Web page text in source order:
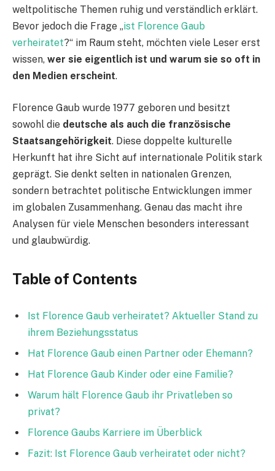
weltpolitische Themen ruhig und verständlich erklärt.
Bevor jedoch die Frage „ist Florence Gaub
verheiratet?“ im Raum steht, möchten viele Leser erst
wissen, wer sie eigentlich ist und warum sie so oft in
den Medien erscheint.
Florence Gaub wurde 1977 geboren und besitzt
sowohl die deutsche als auch die französische
Staatsangehörigkeit. Diese doppelte kulturelle
Herkunft hat ihre Sicht auf internationale Politik stark
geprägt. Sie denkt selten in nationalen Grenzen,
sondern betrachtet politische Entwicklungen immer
im globalen Zusammenhang. Genau das macht ihre
Analysen für viele Menschen besonders interessant
und glaubwürdig.
Table of Contents
Ist Florence Gaub verheiratet? Aktueller Stand zu
ihrem Beziehungsstatus
Hat Florence Gaub einen Partner oder Ehemann?
Hat Florence Gaub Kinder oder eine Familie?
Warum hält Florence Gaub ihr Privatleben so
privat?
Florence Gaubs Karriere im Überblick
Fazit: Ist Florence Gaub verheiratet oder nicht?